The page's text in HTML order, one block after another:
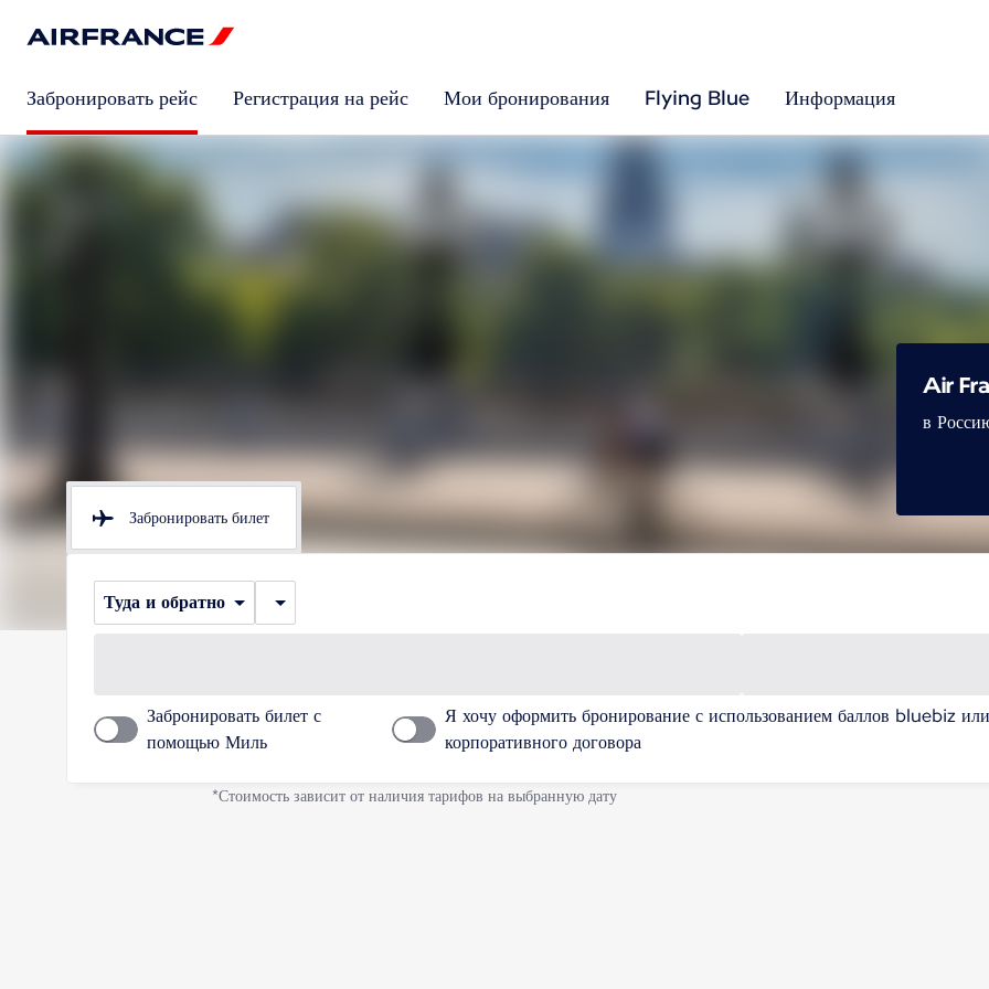
Забронировать рейс Регистрация на рейс Мои бронирования Flying Blue Информация
Забронировать билет
Туда и обратно
Забронировать билет с
помощью Миль
Я хочу оформить бронирование с использованием баллов bluebiz или
корпоративного договора
Air
в
*Стоимость зависит от наличия тарифов на выбранную дату